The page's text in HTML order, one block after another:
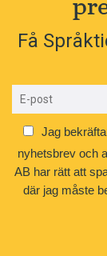
Få
Jag
nyhetsbrev och
AB har rätt att
där jag måste